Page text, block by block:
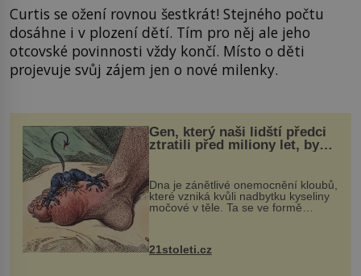
Curtis se ožení rovnou šestkrát! Stejného počtu
dosáhne i v plození dětí. Tím pro něj ale jeho
otcovské povinnosti vždy končí. Místo o děti
projevuje svůj zájem jen o nové milenky.
Gen, který naši lidští předci
ztratili před miliony let, by
mohl pomoci s léčbou
„nemoci králů“
Dna je zánětlivé onemocnění kloubů,
které vzniká kvůli nadbytku kyseliny
močové v těle. Ta se ve formě
nohou, a způsobuje bole...
21stoleti.cz